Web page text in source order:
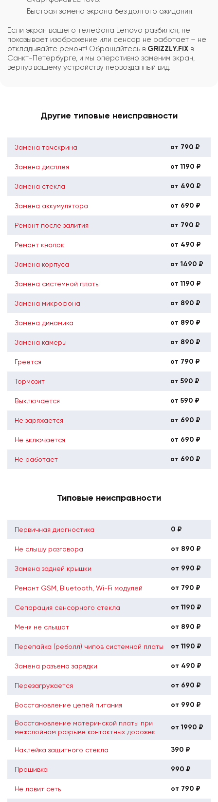
Быстрая замена экрана без долгого ожидания.
Если экран вашего телефона Lenovo разбился, не
показывает изображение или сенсор не работает – не
откладывайте ремонт! Обращайтесь в GRIZZLY.FIX в
Санкт-Петербурге, и мы оперативно заменим экран,
вернув вашему устройству первозданный вид.
Другие типовые неисправности
Замена тачскрина от 790 ₽
Замена дисплея от 1190 ₽
Замена стекла от 490 ₽
Замена аккумулятора от 690 ₽
Ремонт после залития от 790 ₽
Ремонт кнопок от 490 ₽
Замена корпуса от 1490 ₽
Замена системной платы от 1190 ₽
Замена микрофона от 890 ₽
Замена динамика от 890 ₽
Замена камеры от 890 ₽
Греется от 790 ₽
Тормозит от 590 ₽
Выключается от 590 ₽
Не заряжается от 690 ₽
Не включается от 690 ₽
Не работает от 690 ₽
Типовые неисправности
Первичная диагностика 0 ₽
Не слышу разговора от 890 ₽
Замена задней крышки от 990 ₽
Ремонт GSM, Bluetooth, Wi-Fi модулей от 790 ₽
Сепарация сенсорного стекла от 1190 ₽
Меня не слышат от 890 ₽
Перепайка (реболл) чипов системной платы от 1190 ₽
Замена разъема зарядки от 490 ₽
Перезагружается от 690 ₽
Восстановление цепей питания от 990 ₽
Восстановление материнской платы при
межслойном разрыве контактных дорожек
от 1990 ₽
Наклейка защитного стекла 390 ₽
Прошивка 990 ₽
Не ловит сеть от 790 ₽